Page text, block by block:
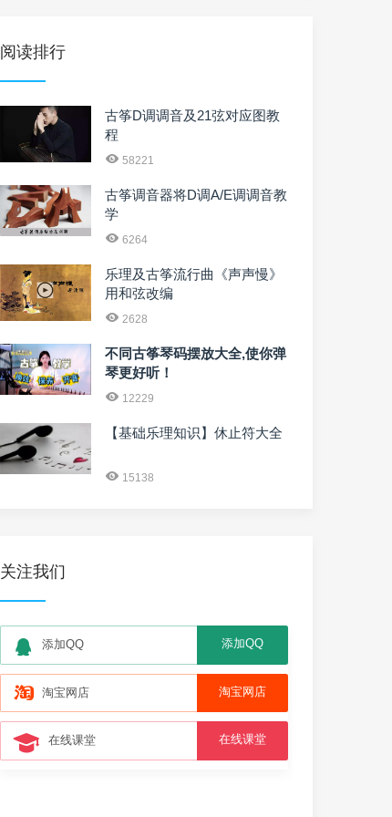
阅读排行
古筝D调调音及21弦对应图教
程
58221
古筝调音器将D调A/E调调音教
学
6264
乐理及古筝流行曲《声声慢》
用和弦改编
2628
不同古筝琴码摆放大全,使你弹
琴更好听！
12229
【基础乐理知识】休止符大全
15138
关注我们
添加QQ 添加QQ
淘宝网店 淘宝网店
在线课堂 在线课堂